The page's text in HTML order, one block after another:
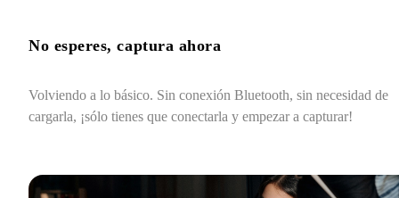
No esperes, captura ahora
Volviendo a lo básico. Sin conexión Bluetooth, sin necesidad de
cargarla, ¡sólo tienes que conectarla y empezar a capturar!